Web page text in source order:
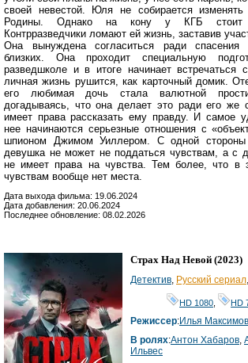
своей невестой. Юля не собирается
Родины. Однако на кону у КГБ стоит
Контрразведчики ломают ей жизнь, заставив
Она вынуждена согласиться ради
близких. Она проходит специальную
разведшколе и в итоге начинает встречаться
личная жизнь рушится, как карточный домик.
его любимая дочь стала валютной
догадываясь, что она делает это ради его
имеет права рассказать ему правду. И самое
нее начинаются серьезные отношения с
шпионом Джимом Уиллером. С одной стороны
девушка не может не поддаться чувствам, а с
не имеет права на чувства. Тем более, что в
чувствам вообще нет места.
Дата выхода фильма: 19.06.2024
Дата добавления: 20.06.2024
Последнее обновление: 08.02.2026
Страх Над Невой (2023)
Детектив, Русский сериал,
HD 1080 HD
Режиссер:Илья Максимов
В ролях:Антон Хабаров,
Ильвес